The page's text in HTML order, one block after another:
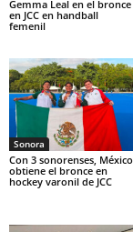
Gemma Leal en el bronce
en JCC en handball
femenil
Sonora
Con 3 sonorenses, México
obtiene el bronce en
hockey varonil de JCC